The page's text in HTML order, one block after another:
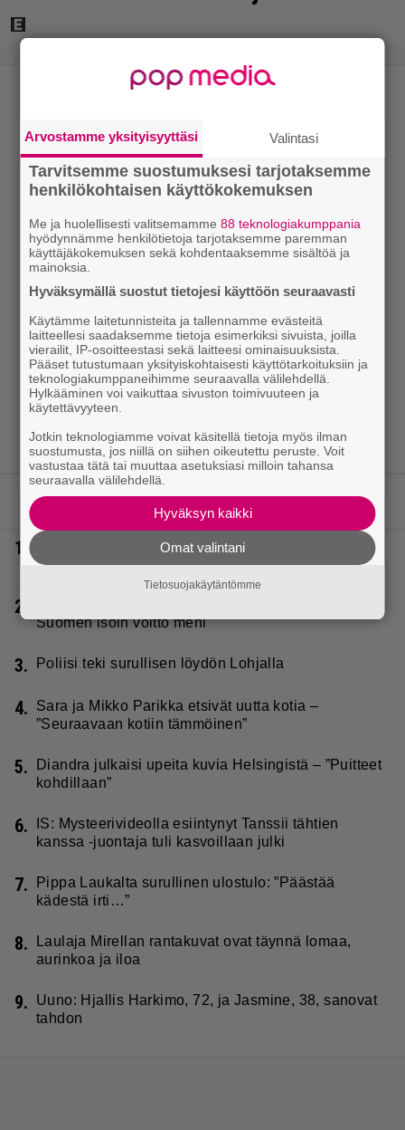
LUETUIMMAT JUTUT
1.
Vappu Pimiä sai huonoa palvelua ravintolassa –
pettyi siellä kahteen asiaan
2.
Suomen isoin voitto meni
3. Poliisi teki surullisen löydön Lohjalla
4.
Sara ja Mikko Parikka etsivät uutta kotia –
”Seuraavaan kotiin tämmöinen”
5.
Diandra julkaisi upeita kuvia Helsingistä – ”Puitteet
kohdillaan”
6.
IS: Mysteerivideolla esiintynyt Tanssii tähtien
kanssa -juontaja tuli kasvoillaan julki
7.
Pippa Laukalta surullinen ulostulo: ”Päästää
kädestä irti…”
8.
Laulaja Mirellan rantakuvat ovat täynnä lomaa,
aurinkoa ja iloa
9.
Uuno: Hjallis Harkimo, 72, ja Jasmine, 38, sanovat
tahdon
Arvostamme yksityisyyttäsi Valintasi
Tarvitsemme suostumuksesi tarjotaksemme
henkilökohtaisen käyttökokemuksen
Me ja huolellisesti valitsemamme88 teknologiakumppania
hyödynnämme henkilötietoja tarjotaksemme paremman
käyttäjäkokemuksen sekä kohdentaaksemme sisältöä ja
mainoksia.
Hyväksymällä suostut tietojesi käyttöön seuraavasti
Käytämme laitetunnisteita ja tallennamme evästeitä
laitteellesi saadaksemme tietoja esimerkiksi sivuista, joilla
vierailit, IP-osoitteestasi sekä laitteesi ominaisuuksista.
Pääset tutustumaan yksityiskohtaisesti käyttötarkoituksiin ja
teknologiakumppaneihimme seuraavalla välilehdellä.
Hylkääminen voi vaikuttaa sivuston toimivuuteen ja
käytettävyyteen.
Jotkin teknologiamme voivat käsitellä tietoja myös ilman
suostumusta, jos niillä on siihen oikeutettu peruste. Voit
vastustaa tätä tai muuttaa asetuksiasi milloin tahansa
seuraavalla välilehdellä.
Hyväksyn kaikki
Omat valintani
Tietosuojakäytäntömme